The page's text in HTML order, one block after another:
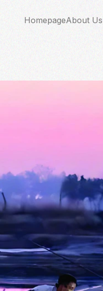
HomepageAbout Us